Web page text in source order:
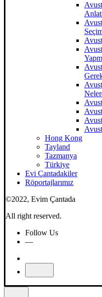
Hong Kong
Tayland
Tazmanya
Türkiye
Evi Çantadakiler
Röportajlarımız
©2022, Evim Çantada
All right reserved.
Follow Us
—